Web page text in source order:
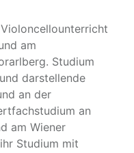
am
Studium
darstellende
an der
an
am Wiener
Studium mit